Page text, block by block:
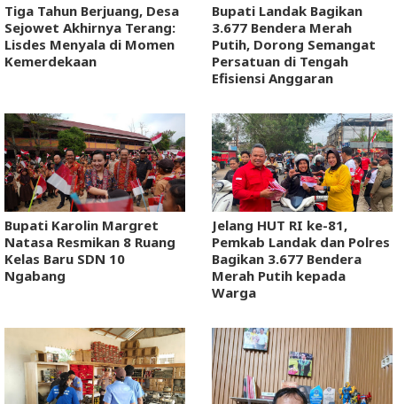
Tiga Tahun Berjuang, Desa
Sejowet Akhirnya Terang:
Lisdes Menyala di Momen
Kemerdekaan
Bupati Landak Bagikan
3.677 Bendera Merah
Putih, Dorong Semangat
Persatuan di Tengah
Efisiensi Anggaran
Bupati Karolin Margret
Natasa Resmikan 8 Ruang
Kelas Baru SDN 10
Ngabang
Jelang HUT RI ke-81,
Pemkab Landak dan Polres
Bagikan 3.677 Bendera
Merah Putih kepada
Warga